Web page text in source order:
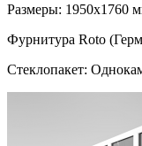
Размеры: 1950x1760
Фурнитура Roto
Стеклопакет: